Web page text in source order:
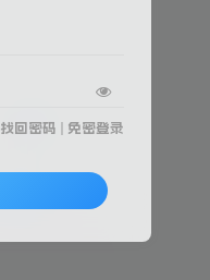
找回密码 免密登录